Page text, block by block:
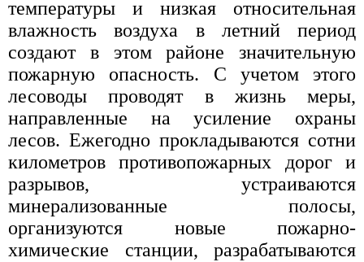
температуры и низкая относительная
влажность воздуха в летний период
создают в этом районе значительную
пожарную опасность. С учетом этого
лесоводы проводят в жизнь меры,
направленные на усиление охраны
лесов. Ежегодно прокладываются сотни
километров противопожарных дорог и
разрывов, устраиваются
минерализованные полосы,
организуются новые пожарно-
химические станции, разрабатываются